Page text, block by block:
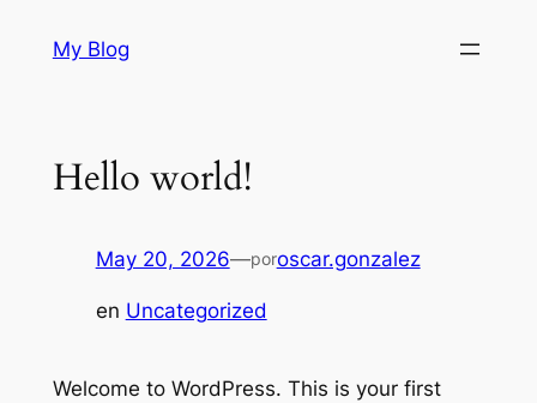
My Blog
Hello world!
May 20, 2026—poroscar.gonzalez
en Uncategorized
Welcome to WordPress. This is your first